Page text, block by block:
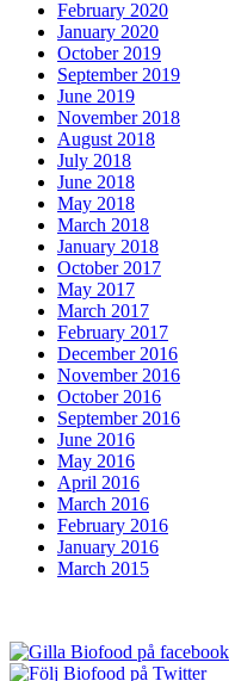
February 2020
January 2020
October 2019
September 2019
June 2019
November 2018
August 2018
July 2018
June 2018
May 2018
March 2018
January 2018
October 2017
May 2017
March 2017
February 2017
December 2016
November 2016
October 2016
September 2016
June 2016
May 2016
April 2016
March 2016
February 2016
January 2016
March 2015